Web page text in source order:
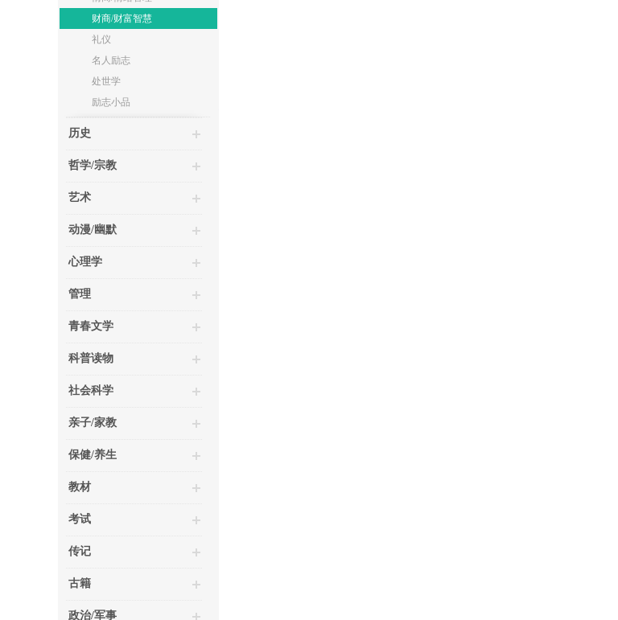
财商/财富智慧
礼仪
名人励志
处世学
励志小品
历史
哲学/宗教
艺术
动漫/幽默
心理学
管理
青春文学
科普读物
社会科学
亲子/家教
保健/养生
教材
考试
传记
古籍
政治/军事